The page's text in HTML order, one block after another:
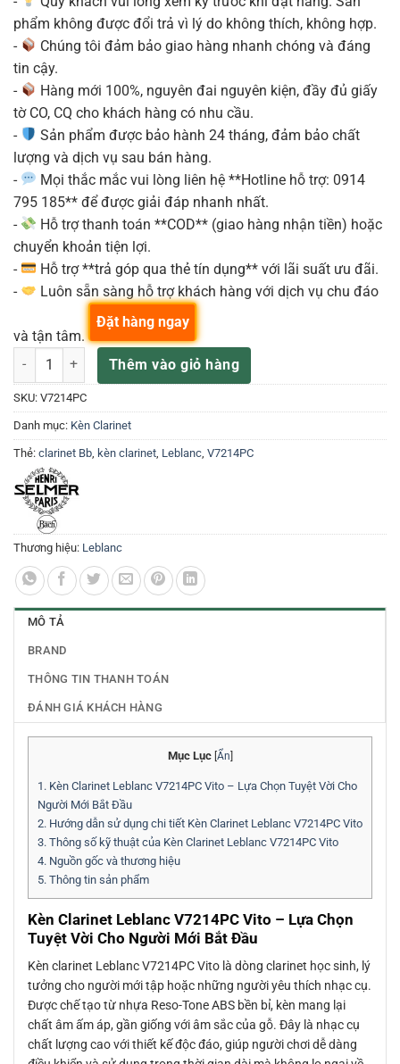
phẩm không được đổi trả vì lý do không thích, không hợp.
-
Chúng tôi đảm bảo giao hàng nhanh chóng và đáng
tin cậy.
-
Hàng mới 100%, nguyên đai nguyên kiện, đầy đủ giấy
tờ CO, CQ cho khách hàng có nhu cầu.
-
Sản phẩm được bảo hành 24 tháng, đảm bảo chất
lượng và dịch vụ sau bán hàng.
-
Mọi thắc mắc vui lòng liên hệ **Hotline hỗ trợ: 0914
795 185** để được giải đáp nhanh nhất.
-
Hỗ trợ thanh toán **COD** (giao hàng nhận tiền) hoặc
chuyển khoản tiện lợi.
-
Hỗ trợ **trả góp qua thẻ tín dụng** với lãi suất ưu đãi.
-
Luôn sẵn sàng hỗ trợ khách hàng với dịch vụ chu đáo
và tận tâm.
Kèn Clarinet Selmer V7214PC số lượng
Thêm vào giỏ hàng
Đặt hàng ngay
SKU: V7214PC
Danh mục: Kèn Clarinet
Thẻ: clarinet Bb kèn clarinet Leblanc V7214PC
Thương hiệu: Leblanc
MÔ TẢ
BRAND
THÔNG TIN THANH TOÁN
ĐÁNH GIÁ KHÁCH HÀNG
Mục Lục Ẩn
1. Kèn Clarinet Leblanc V7214PC Vito – Lựa Chọn Tuyệt Vời Cho
Người Mới Bắt Đầu
2. Hướng dẫn sử dụng chi tiết Kèn Clarinet Leblanc V7214PC Vito
3. Thông số kỹ thuật của Kèn Clarinet Leblanc V7214PC Vito
4. Nguồn gốc và thương hiệu
5. Thông tin sản phẩm
Kèn Clarinet Leblanc V7214PC Vito – Lựa Chọn
Tuyệt Vời Cho Người Mới Bắt Đầu
Kèn clarinet Leblanc V7214PC Vito là dòng clarinet học sinh, lý
tưởng cho người mới tập hoặc những người yêu thích nhạc cụ.
Được chế tạo từ nhựa Reso-Tone ABS bền bỉ, kèn mang lại
chất âm ấm áp, gần giống với âm sắc của gỗ. Đây là nhạc cụ
chất lượng cao với thiết kế độc đáo, giúp người chơi dễ dàng